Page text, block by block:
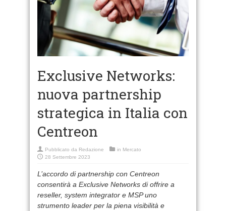
Exclusive Networks:
nuova partnership
strategica in Italia con
Centreon
Pubblicato da Redazione in Mercato
28 Settembre 2023
L’accordo di partnership con Centreon
consentirà a Exclusive Networks di offrire a
reseller, system integrator e MSP uno
strumento leader per la piena visibilità e